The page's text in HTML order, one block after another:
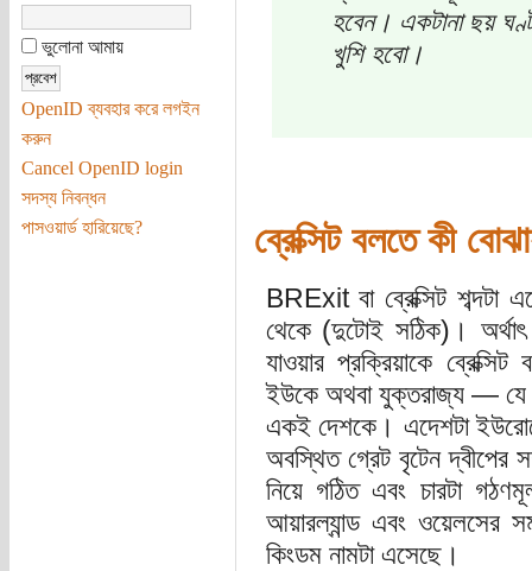
ভুলোনা আমায়
OpenID ব্যবহার করে লগইন
করুন
Cancel OpenID login
সদস্য নিবন্ধন
পাসওয়ার্ড হারিয়েছে?
হবেন। একটানা ছয়
খুশি হবো।
ব্রেক্সিট বলতে কী
BRExit বা ব্রেক্সিট
থেকে (দুটোই সঠিক)। অর্থাৎ
যাওয়ার প্রক্রিয়াকে
ইউকে অথবা যুক্তরাজ্য — যে
একই দেশকে। এদেশটা
অবস্থিত গ্রেট বৃটেন দ্বীপের
নিয়ে গঠিত এবং চারটা
আয়ারল্যান্ড এবং ওয়েলসের
কিংডম নামটা এসেছে।